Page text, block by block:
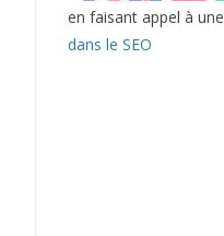
en faisant appel à une
dans le SEO